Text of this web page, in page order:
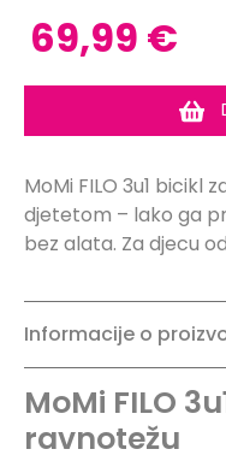
69,99 €
MoMi FILO 3u1 bicikl
djetetom – lako ga
bez alata. Za djecu
Informacije o
MoMi FILO
ravnotežu